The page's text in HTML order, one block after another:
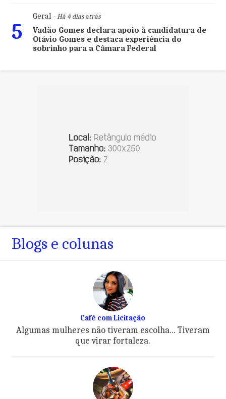
5
Geral- Há 4 dias atrás
Vadão Gomes declara apoio à candidatura de
Otávio Gomes e destaca experiência do
sobrinho para a Câmara Federal
Blogs e colunas
Café com Licitação
Algumas mulheres não tiveram escolha... Tiveram
que virar fortaleza.